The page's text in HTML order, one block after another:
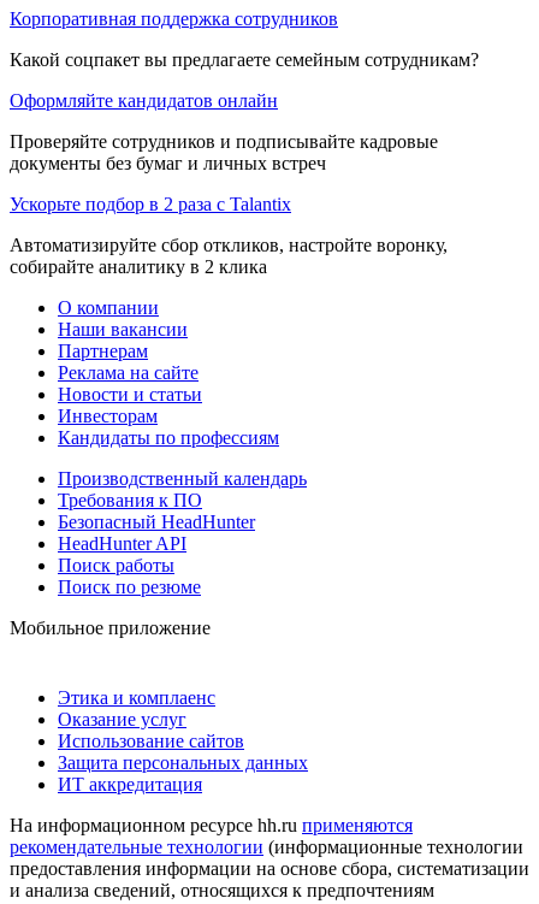
Корпоративная поддержка сотрудников
Какой соцпакет вы предлагаете семейным сотрудникам?
Оформляйте кандидатов онлайн
Проверяйте сотрудников и подписывайте кадровые
документы без бумаг и личных встреч
Ускорьте подбор в 2 раза с Talantix
Автоматизируйте сбор откликов, настройте воронку,
собирайте аналитику в 2 клика
О компании
Наши вакансии
Партнерам
Реклама на сайте
Новости и статьи
Инвесторам
Кандидаты по профессиям
Производственный календарь
Требования к ПО
Безопасный HeadHunter
HeadHunter API
Поиск работы
Поиск по резюме
Мобильное приложение
Этика и комплаенс
Оказание услуг
Использование сайтов
Защита персональных данных
ИТ аккредитация
На информационном ресурсе hh.ru применяются
рекомендательные технологии (информационные технологии
предоставления информации на основе сбора, систематизации
и анализа сведений, относящихся к предпочтениям